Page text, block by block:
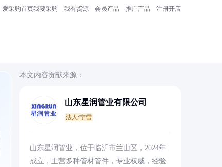
爱采购首页我要采购 我有货源 会员产品 推广产品 注册开店
本文内容贡献来源：
山东星润管业有限公司
法人:宁雪
山东星润管业，位于临沂市兰山区，2024年
成立，主营多种管材管件，专业权威，经验